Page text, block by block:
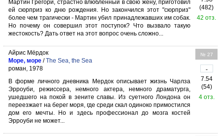
Мартин Грегори, страстно влюбленный в свою жену, приготовил
ей сюрприз ко дню рождения. Но закончился этот "сюрприз"
более чем трагически - Мартин убил принадлежавших им собак.
Но почему он совершил этот поступок? Что вызвало такую
жестокость? Дать ответ на этот вопрос очень сложно...
(482)
42 отз.
Айрис Мёрдок
Море, море /The Sea, the Sea
роман, 1978
В форме личного дневника Мердок описывает жизнь Чарлза
Эрроуби, режиссера, немного актера, немного драматурга,
ушедшего на покой в зените славы. Из суетного Лондона он
переезжает на берег моря, где среди скал одиноко примостился
дом его мечты. Но и здесь профессионал до мозга костей
Эрроуби не может...
№ 27
-
7.54
(54)
4 отз.